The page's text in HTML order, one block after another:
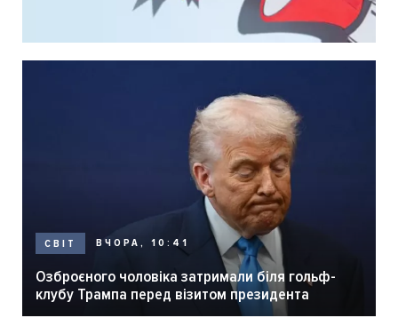
СВІТ ВЧОРА, 10:41
Озброєного чоловіка затримали біля гольф-
клубу Трампа перед візитом президента